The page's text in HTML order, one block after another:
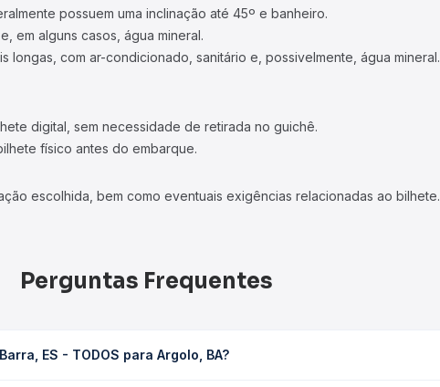
possuem uma inclinação até 45º e banheiro.
em alguns casos, água mineral.
longas, com ar-condicionado, sanitário e, possivelmente, água mineral.
digital, sem necessidade de retirada no guichê.
físico antes do embarque.
escolhida, bem como eventuais exigências relacionadas ao bilhete.
Perguntas Frequentes
ES - TODOS para Argolo, BA?